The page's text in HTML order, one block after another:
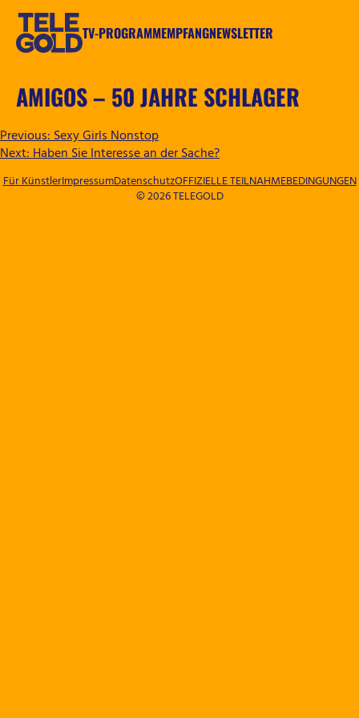
Zum
springen
TV-PROGRAMMEMPFANGNEWSLETTER
AMIGOS – 50 JAHRE SCHLAGER
BEITRAGSNAVIGATION
Previous:Sexy Girls Nonstop
Next:Haben Sie Interesse an der Sache?
© 2026 TELEGOLD
Für KünstlerImpressumDatenschutzOFFIZIELLE TEILNAHMEBEDINGUNGEN